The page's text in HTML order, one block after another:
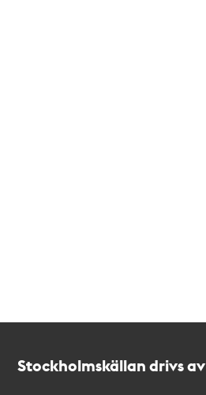
Stockholmskällan drivs av